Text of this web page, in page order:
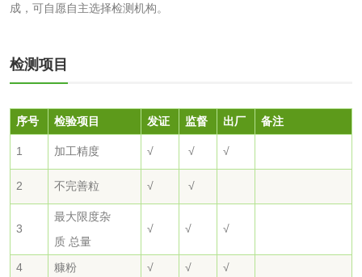
成，可自愿自主选择检测机构。
检测项目
序号 检验项目 发证 监督 出厂 备注
1 加工精度 √ √ √
2 不完善粒 √ √
3
最大限度杂
质 总量
√ √ √
4 糠粉 √ √ √
木质净水用活性炭
肥料检测 微生物肥料检测